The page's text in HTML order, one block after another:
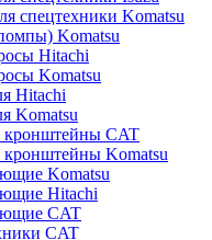
спецтехники Komatsu
Komatsu
Hitachi
Komatsu
Hitachi
Komatsu
CAT
Komatsu
Komatsu
Hitachi
CAT
CAT